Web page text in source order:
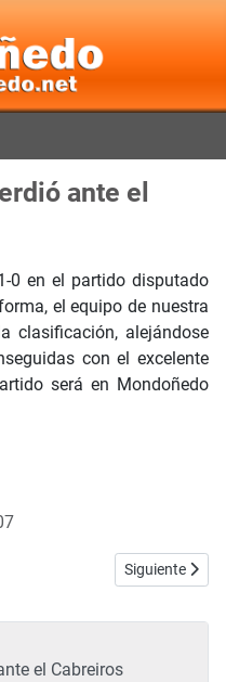
ante el
0 en el partido disputado
el equipo de nuestra
clasificación, alejándose
con el excelente
será en Mondoñedo
jornada de fútbol sala
Artículo
Siguiente
el Cabreiros